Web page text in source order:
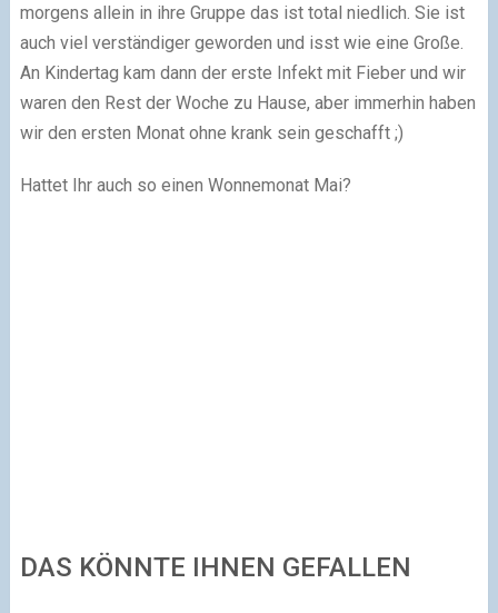
morgens allein in ihre Gruppe das ist total niedlich. Sie ist
auch viel verständiger geworden und isst wie eine Große.
An Kindertag kam dann der erste Infekt mit Fieber und wir
waren den Rest der Woche zu Hause, aber immerhin haben
wir den ersten Monat ohne krank sein geschafft ;)
Hattet Ihr auch so einen Wonnemonat Mai?
DAS KÖNNTE IHNEN GEFALLEN